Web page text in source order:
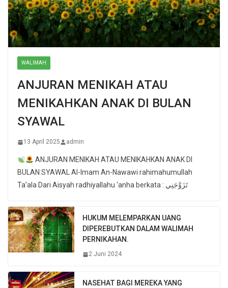
WALIMAH
ANJURAN MENIKAH ATAU
MENIKAHKAN ANAK DI BULAN
SYAWAL
13 April 2025 admin
ANJURAN MENIKAH ATAU MENIKAHKAN ANAK DI
BULAN SYAWAL Al-Imam An-Nawawi rahimahumullah
Ta’ala Dari Aisyah radhiyallahu ‘anha berkata : تَزَوَّجَنِي
HUKUM MELEMPARKAN UANG
DIPEREBUTKAN DALAM WALIMAH
PERNIKAHAN.
2 Juni 2024
NASEHAT BAGI MEREKA YANG